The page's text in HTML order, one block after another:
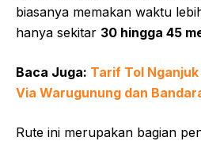
biasanya memakan waktu
hanya sekitar 30 hingga 45
Baca Juga: Tarif Tol
Via Warugunung dan
Rute ini merupakan bagian